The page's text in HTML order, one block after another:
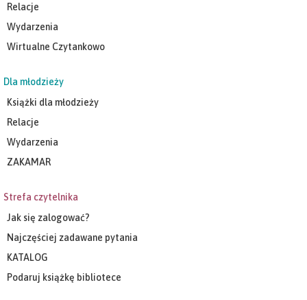
Relacje
Wydarzenia
Wirtualne Czytankowo
Dla młodzieży
Książki dla młodzieży
Relacje
Wydarzenia
ZAKAMAR
Strefa czytelnika
Jak się zalogować?
Najczęściej zadawane pytania
KATALOG
Podaruj książkę bibliotece